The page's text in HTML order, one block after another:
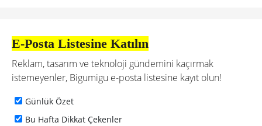
E-Posta Listesine Katılın
Reklam, tasarım ve teknoloji gündemini kaçırmak
istemeyenler, Bigumigu e-posta listesine kayıt olun!
Günlük Özet
Bu Hafta Dikkat Çekenler